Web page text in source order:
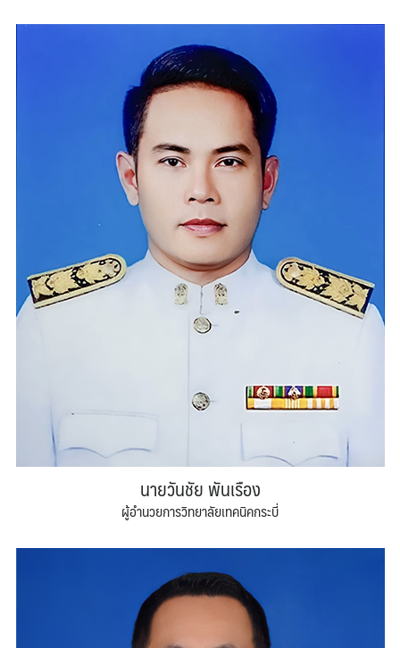
นายวันชัย พันเรือง
ผู้อำนวยการวิทยาลัยเทคนิคกระบี่